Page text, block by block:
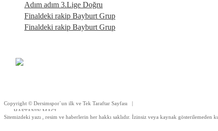
Adım adım 3.Lige Doğru
Finaldeki rakip Bayburt Grup
Finaldeki rakip Bayburt Grup
Copyright © Dersimspor`un ilk ve Tek Taraftar Sayfası |
HAFTANIN MACI
|
Sitemizdeki yazı , resim ve haberlerin her hakkı saklıdır. İzinsiz veya kaynak gösterilemeden